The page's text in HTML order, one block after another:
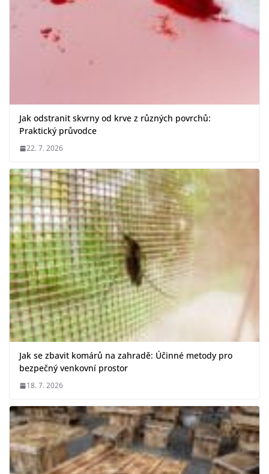
Jak odstranit skvrny od krve z různých povrchů:
Praktický průvodce
22. 7. 2026
Jak se zbavit komárů na zahradě: Účinné metody pro
bezpečný venkovní prostor
18. 7. 2026